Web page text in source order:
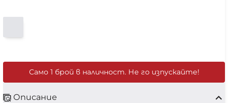
Описание
Само 1 брой в наличност. Не го изпускайте!